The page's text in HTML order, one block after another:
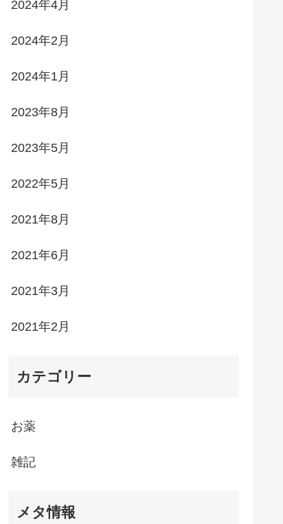
2024年4月
2024年2月
2024年1月
2023年8月
2023年5月
2022年5月
2021年8月
2021年6月
2021年3月
2021年2月
カテゴリー
お薬
雑記
メタ情報